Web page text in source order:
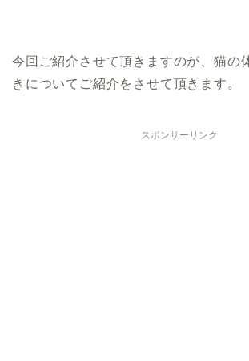
今回ご紹介させて頂きますのが、猫の
きについてご紹介をさせて頂きます。
スポンサーリンク